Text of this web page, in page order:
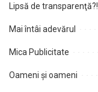
Lipsă de transparenţă?!
Mai întâi adevărul
Mica Publicitate
Oameni şi oameni